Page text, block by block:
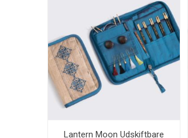
Lantern Moon Udskiftbare